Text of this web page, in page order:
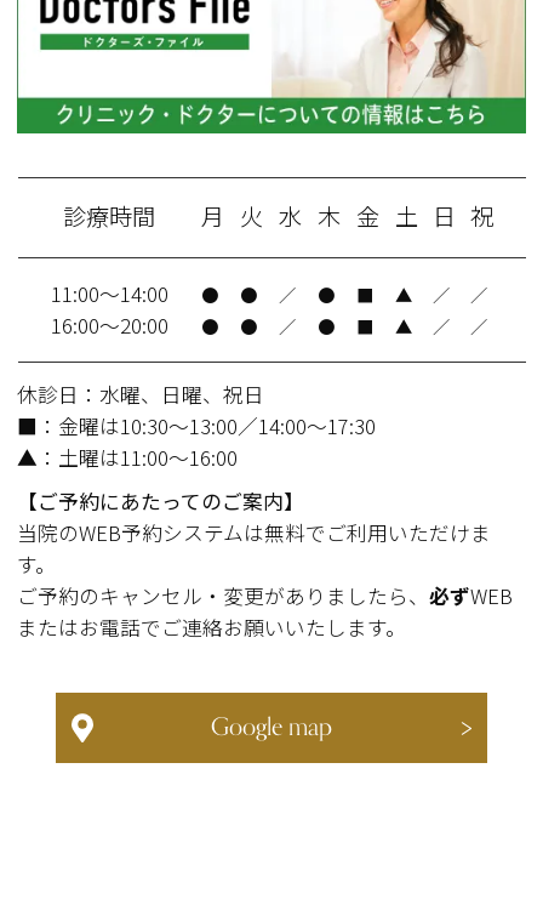
診療時間 月 火 水 木 金 土 日 祝
11:00～14:00 ● ● ／ ● ■ ▲ ／ ／
16:00～20:00 ● ● ／ ● ■ ▲ ／ ／
休診日：水曜、日曜、祝日
■：金曜は10:30～13:00／14:00～17:30
▲：土曜は11:00～16:00
【ご予約にあたってのご案内】
当院のWEB予約システムは無料でご利用いただけま
す。
ご予約のキャンセル・変更がありましたら、必ずWEB
またはお電話でご連絡お願いいたします。
Google map